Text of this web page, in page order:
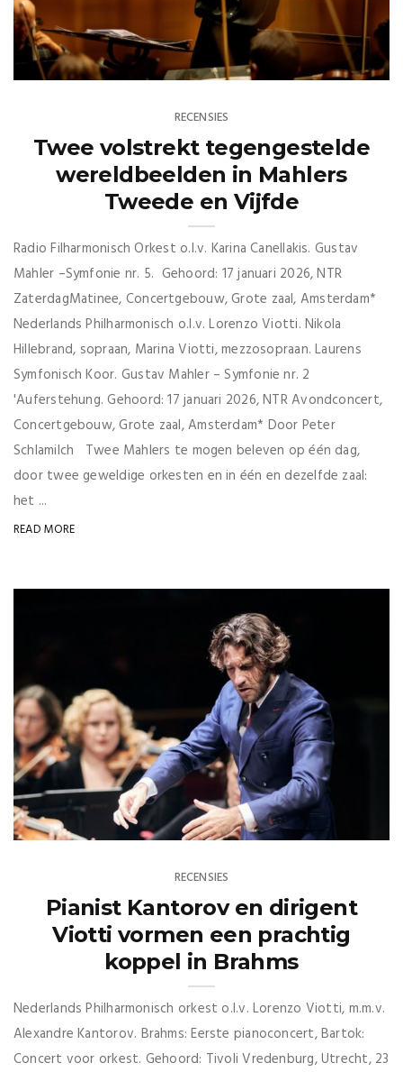
RECENSIES
Twee volstrekt tegengestelde
wereldbeelden in Mahlers
Tweede en Vijfde
Radio Filharmonisch Orkest o.l.v. Karina Canellakis. Gustav
Mahler –Symfonie nr. 5. Gehoord: 17 januari 2026, NTR
ZaterdagMatinee, Concertgebouw, Grote zaal, Amsterdam*
Nederlands Philharmonisch o.l.v. Lorenzo Viotti. Nikola
Hillebrand, sopraan, Marina Viotti, mezzosopraan. Laurens
Symfonisch Koor. Gustav Mahler – Symfonie nr. 2
'Auferstehung. Gehoord: 17 januari 2026, NTR Avondconcert,
Concertgebouw, Grote zaal, Amsterdam* Door Peter
Schlamilch Twee Mahlers te mogen beleven op één dag,
door twee geweldige orkesten en in één en dezelfde zaal:
het ...
READ MORE
RECENSIES
Pianist Kantorov en dirigent
Viotti vormen een prachtig
koppel in Brahms
Nederlands Philharmonisch orkest o.l.v. Lorenzo Viotti, m.m.v.
Alexandre Kantorov. Brahms: Eerste pianoconcert, Bartok:
Concert voor orkest. Gehoord: Tivoli Vredenburg, Utrecht, 23